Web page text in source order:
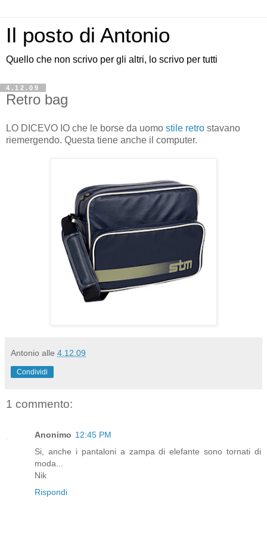
Il posto di Antonio
Quello che non scrivo per gli altri, lo scrivo per tutti
4.12.09
Retro bag
LO DICEVO IO che le borse da uomo stile retro stavano
riemergendo. Questa tiene anche il computer.
Antonio alle 4.12.09
Condividi
1 commento:
Anonimo 12:45 PM
Si, anche i pantaloni a zampa di elefante sono tornati di
moda...
Nik
Rispondi